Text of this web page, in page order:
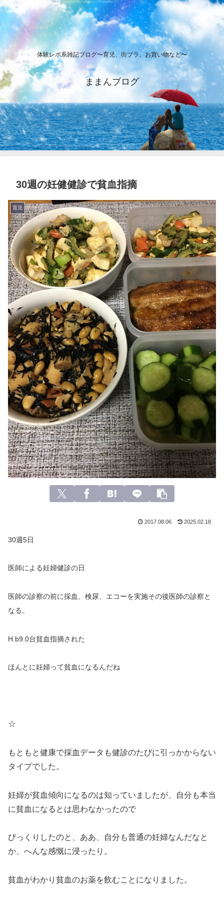
体験レポ系雑記ブログ〜育児、街ブラ、お買い物など〜
ままんブログ
30週の妊健健診で貧血指摘
育児
2017.08.06 2025.02.18
30週5日
医師による妊婦健診の日
医師の診察の前に採血、検尿、エコーを実施その後医師の診察と
なる。
H.b9.0台貧血指摘された
ほんとに妊婦って貧血になるんだね
☆
もともと健康で採血データも健診のたびに引っかからない
タイプでした。
妊婦が貧血傾向になるのは知っていましたが、自分も本当
に貧血になるとは思わなかったので
びっくりしたのと、ああ、自分も普通の妊婦なんだなと
か、へんな感慨に浸ったり。
貧血がわかり貧血のお薬を飲むことになりました。